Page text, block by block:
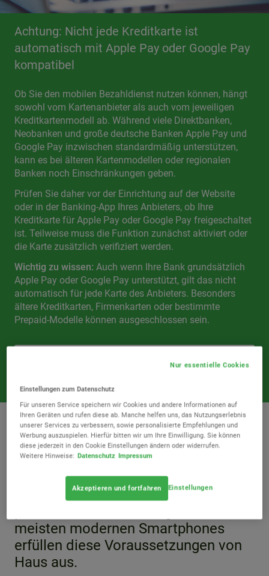
Achtung: Nicht jede Kreditkarte ist
automatisch mit Apple Pay oder Google Pay
kompatibel
Ob Sie den mobilen Bezahldienst nutzen können, hängt
sowohl vom Kartenanbieter als auch vom jeweiligen
Kreditkartenmodell ab. Während viele Direktbanken,
Neobanken und große deutsche Banken Apple Pay und
Google Pay inzwischen standardmäßig unterstützen,
kann es bei älteren Kartenmodellen oder regionalen
Banken noch Einschränkungen geben.
Prüfen Sie daher vor der Einrichtung auf der Website
oder in der Banking-App Ihres Anbieters, ob Ihre
Kreditkarte für Apple Pay oder Google Pay freigeschaltet
ist. Teilweise muss die Funktion zunächst aktiviert oder
die Karte zusätzlich verifiziert werden.
Wichtig zu wissen: Auch wenn Ihre Bank grundsätzlich
Apple Pay oder Google Pay unterstützt, gilt das nicht
automatisch für jede Karte des Anbieters. Besonders
ältere Kreditkarten, Firmenkarten oder bestimmte
Prepaid-Modelle können ausgeschlossen sein.
Voraussetzungen: Was Sie für die
Nutzung brauchen
Apple Pay und Google Pay stellen
bestimmte technische und
meisten modernen Smartphones
erfüllen diese Voraussetzungen von
Haus aus.
Einstellungen zum Datenschutz
Für unseren Service speichern wir Cookies und andere Informationen auf
Ihren Geräten und rufen diese ab. Manche helfen uns, das Nutzungserlebnis
unserer Services zu verbessern, sowie personalisierte Empfehlungen und
Werbung auszuspielen. Hierfür bitten wir um Ihre Einwilligung. Sie können
diese jederzeit in den Cookie Einstellungen ändern oder widerrufen.
Weitere Hinweise: Datenschutz Impressum
Einstellungen
Nur essentielle Cookies
Akzeptieren und fortfahren